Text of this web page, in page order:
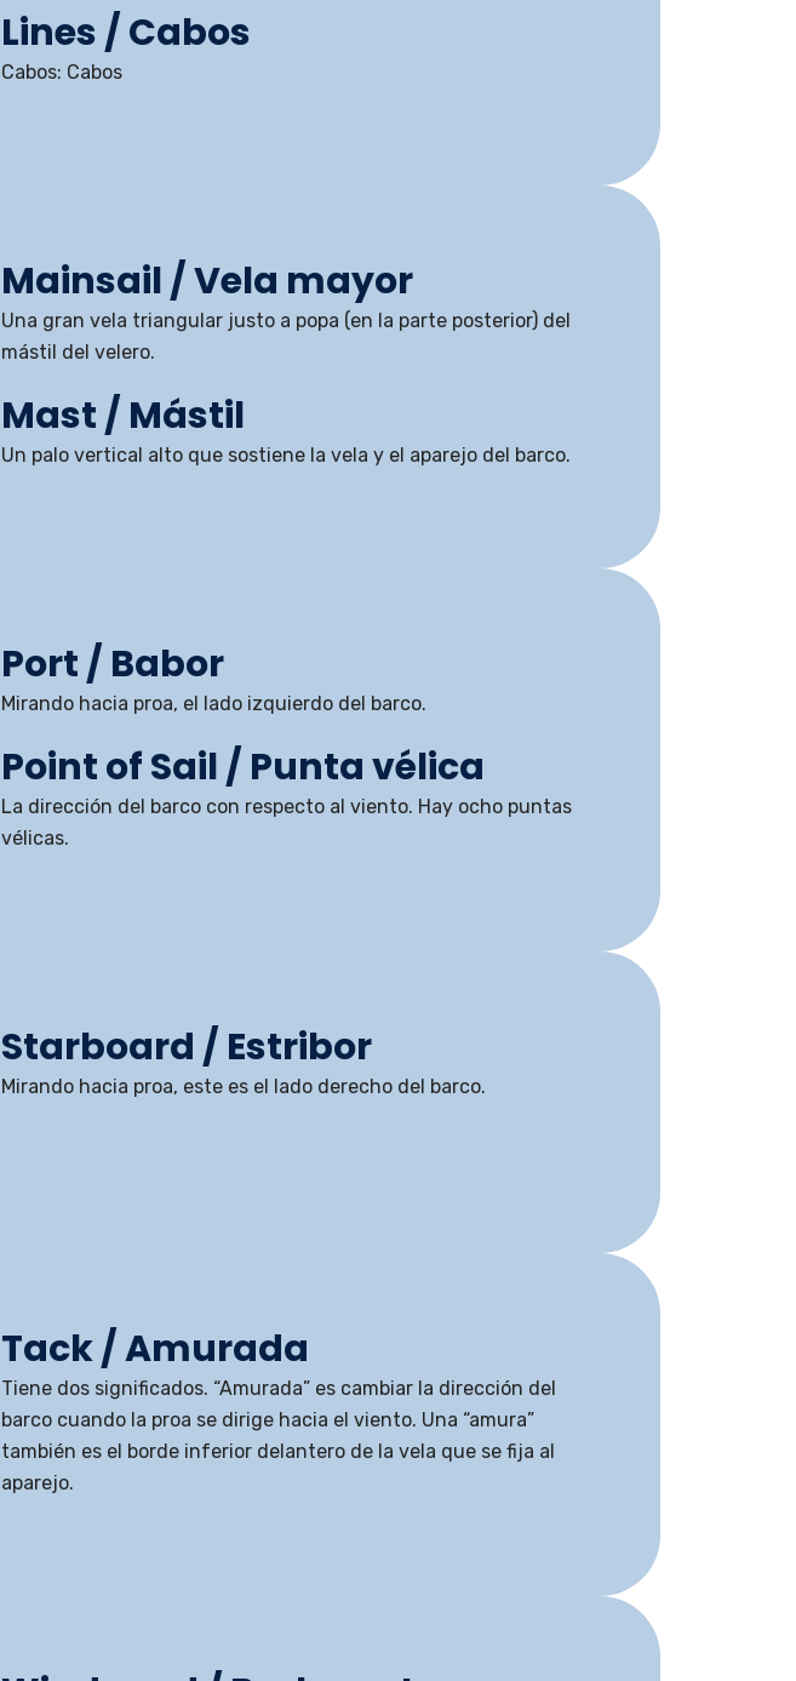
Lines / Cabos
Cabos: Cabos
Mainsail / Vela mayor
Una gran vela triangular justo a popa (en la parte posterior) del
mástil del velero.
Mast / Mástil
Un palo vertical alto que sostiene la vela y el aparejo del barco.
Port / Babor
Mirando hacia proa, el lado izquierdo del barco.
Point of Sail / Punta vélica
La dirección del barco con respecto al viento. Hay ocho puntas
vélicas.
Starboard / Estribor
Mirando hacia proa, este es el lado derecho del barco.
Tack / Amurada
Tiene dos significados. “Amurada” es cambiar la dirección del
barco cuando la proa se dirige hacia el viento. Una “amura”
también es el borde inferior delantero de la vela que se fija al
aparejo.